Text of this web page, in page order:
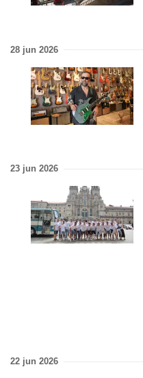
28 jun 2026
23 jun 2026
22 jun 2026